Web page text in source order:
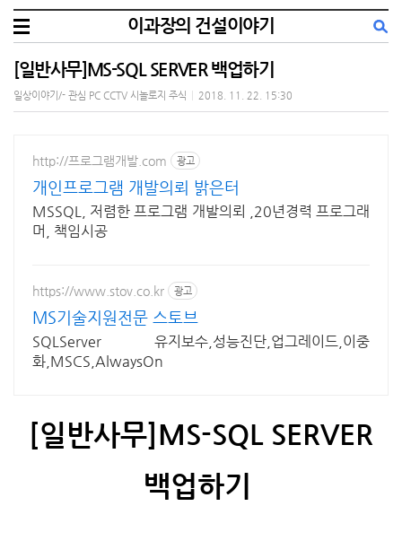
이과장의 건설이야기
[일반사무]MS-SQL SERVER 백업하기
일상이야기/- 관심 PC CCTV 시놀로지 주식 2018. 11. 22. 15:30
http://프로그램개발.com 광고
개인프로그램 개발의뢰 밝은터
MSSQL, 저렴한 프로그램 개발의뢰 ,20년경력 프로그래
머, 책임시공
https://www.stov.co.kr 광고
MS기술지원전문 스토브
SQLServer 유지보수,성능진단,업그레이드,이중
화,MSCS,AlwaysOn
[일반사무]MS-SQL SERVER
백업하기